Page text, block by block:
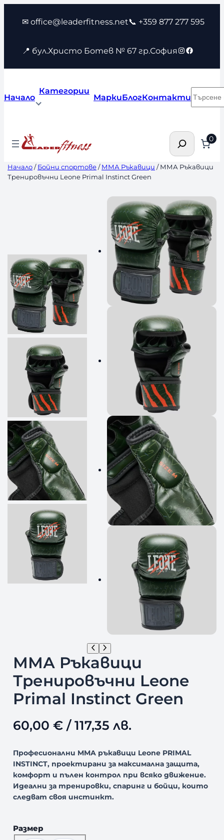
съдържанието
✉ office@leaderfitness.net📞 +359 877 277 595
📍 бул.Христо Ботев № 67 гр.София Instagram
Facebook
Начало
Категории
МаркиБлогКонтакти
Търсене 0
Начало/Бойни спортове/ММА Ръкавици / ММА Ръкавици
Тренировъчни Leone Primal Instinct Green
ММА Ръкавици
Тренировъчни Leone
Primal Instinct Green
60,00 €/ 117,35 лв.
Професионални MMA ръкавици Leone PRIMAL
INSTINCT, проектирани за максимална защита,
комфорт и пълен контрол при всяко движение.
Идеални за тренировки, спаринг и бойци, които
следват своя инстинкт.
Размер